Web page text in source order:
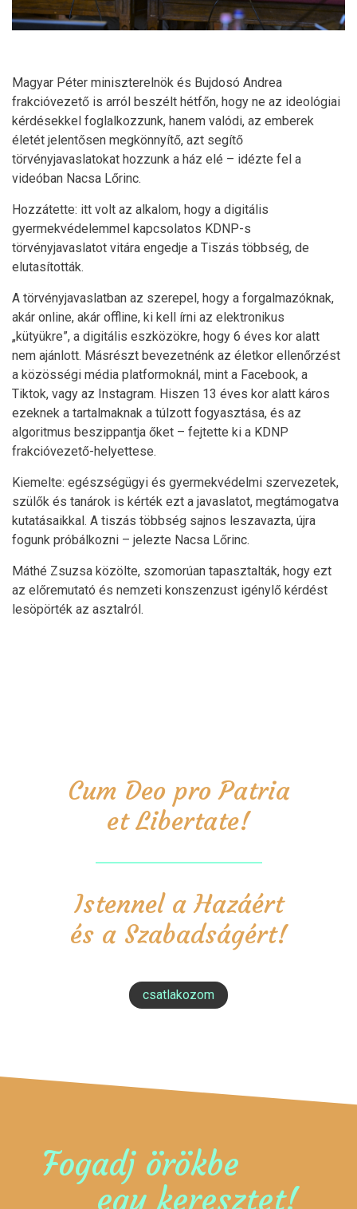
Magyar Péter miniszterelnök és Bujdosó Andrea
frakcióvezető is arról beszélt hétfőn, hogy ne az ideológiai
kérdésekkel foglalkozzunk, hanem valódi, az emberek
életét jelentősen megkönnyítő, azt segítő
törvényjavaslatokat hozzunk a ház elé – idézte fel a
videóban Nacsa Lőrinc.
Hozzátette: itt volt az alkalom, hogy a digitális
gyermekvédelemmel kapcsolatos KDNP-s
törvényjavaslatot vitára engedje a Tiszás többség, de
elutasították.
A törvényjavaslatban az szerepel, hogy a forgalmazóknak,
akár online, akár offline, ki kell írni az elektronikus
„kütyükre”, a digitális eszközökre, hogy 6 éves kor alatt
nem ajánlott. Másrészt bevezetnénk az életkor ellenőrzést
a közösségi média platformoknál, mint a Facebook, a
Tiktok, vagy az Instagram. Hiszen 13 éves kor alatt káros
ezeknek a tartalmaknak a túlzott fogyasztása, és az
algoritmus beszippantja őket – fejtette ki a KDNP
frakcióvezető-helyettese.
Kiemelte: egészségügyi és gyermekvédelmi szervezetek,
szülők és tanárok is kérték ezt a javaslatot, megtámogatva
kutatásaikkal. A tiszás többség sajnos leszavazta, újra
fogunk próbálkozni – jelezte Nacsa Lőrinc.
Máthé Zsuzsa közölte, szomorúan tapasztalták, hogy ezt
az előremutató és nemzeti konszenzust igénylő kérdést
lesöpörték az asztalról.
Cum Deo pro Patria
et Libertate!
Istennel a Hazáért
és a Szabadságért!
csatlakozom
Fogadj örökbe
egy keresztet!